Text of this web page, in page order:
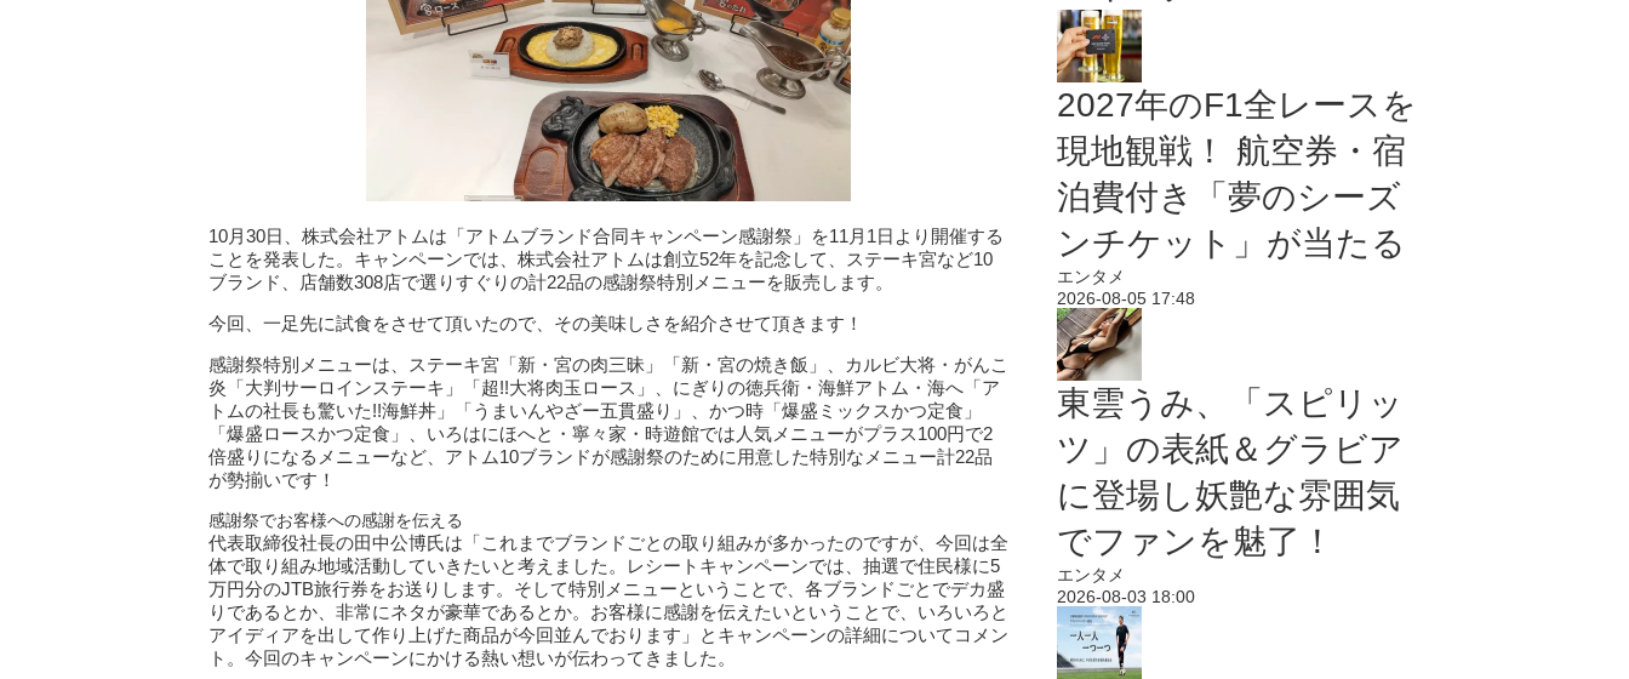
10月30日、株式会社アトムは「アトムブランド合同キャンペーン感謝祭」を11月1日より開催する
ことを発表した。キャンペーンでは、株式会社アトムは創立52年を記念して、ステーキ宮など10
ブランド、店舗数308店で選りすぐりの計22品の感謝祭特別メニューを販売します。
今回、一足先に試食をさせて頂いたので、その美味しさを紹介させて頂きます！
感謝祭特別メニューは、ステーキ宮「新・宮の肉三昧」「新・宮の焼き飯」、カルビ大将・がんこ
炎「大判サーロインステーキ」「超!!大将肉玉ロース」、にぎりの徳兵衛・海鮮アトム・海へ「ア
トムの社長も驚いた!!海鮮丼」「うまいんやざー五貫盛り」、かつ時「爆盛ミックスかつ定食」
「爆盛ロースかつ定食」、いろはにほへと・寧々家・時遊館では人気メニューがプラス100円で2
倍盛りになるメニューなど、アトム10ブランドが感謝祭のために用意した特別なメニュー計22品
が勢揃いです！
感謝祭でお客様への感謝を伝える
代表取締役社長の田中公博氏は「これまでブランドごとの取り組みが多かったのですが、今回は全
体で取り組み地域活動していきたいと考えました。レシートキャンペーンでは、抽選で住民様に5
万円分のJTB旅行券をお送りします。そして特別メニューということで、各ブランドごとでデカ盛
りであるとか、非常にネタが豪華であるとか。お客様に感謝を伝えたいということで、いろいろと
アイディアを出して作り上げた商品が今回並んでおります」とキャンペーンの詳細についてコメン
ト。今回のキャンペーンにかける熱い想いが伝わってきました。
2027年のF1全レースを
現地観戦！ 航空券・宿
泊費付き「夢のシーズ
ンチケット」が当たる
エンタメ
2026-08-05 17:48
東雲うみ、「スピリッ
ツ」の表紙＆グラビア
に登場し妖艶な雰囲気
でファンを魅了！
エンタメ
2026-08-03 18:00